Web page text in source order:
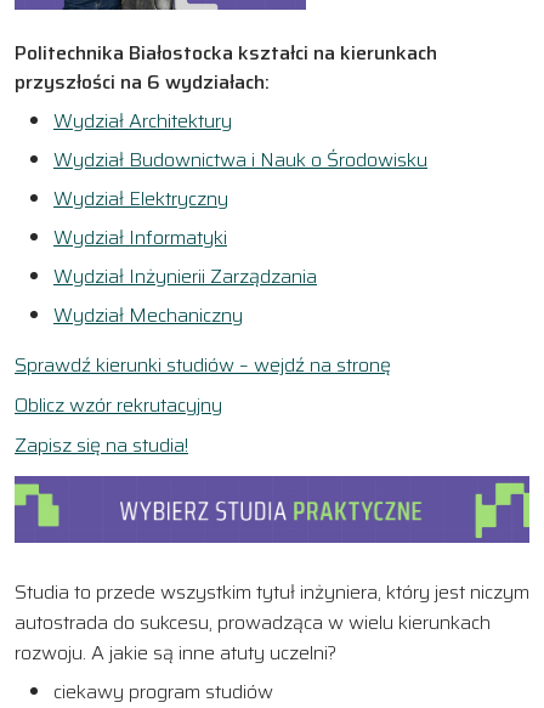
Politechnika Białostocka kształci na kierunkach
przyszłości na 6 wydziałach:
Wydział Architektury
Wydział Budownictwa i Nauk o Środowisku
Wydział Elektryczny
Wydział Informatyki
Wydział Inżynierii Zarządzania
Wydział Mechaniczny
Sprawdź kierunki studiów – wejdź na stronę
Oblicz wzór rekrutacyjny
Zapisz się na studia!
Studia to przede wszystkim tytuł inżyniera, który jest niczym
autostrada do sukcesu, prowadząca w wielu kierunkach
rozwoju. A jakie są inne atuty uczelni?
ciekawy program studiów